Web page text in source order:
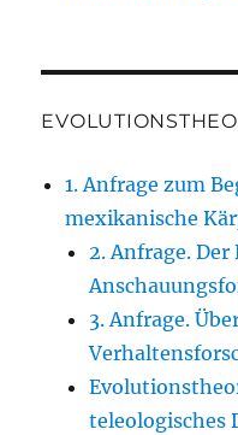
1. Anfrage zum
mexikanische
2. Anfrage.
3. Anfrage.
teleologisches